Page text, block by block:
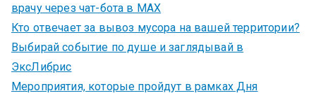
врачу через чат-бота в MAX
Кто отвечает за вывоз мусора на вашей территории?
Выбирай событие по душе и заглядывай в
ЭксЛибрис
Мероприятия, которые пройдут в рамках Дня